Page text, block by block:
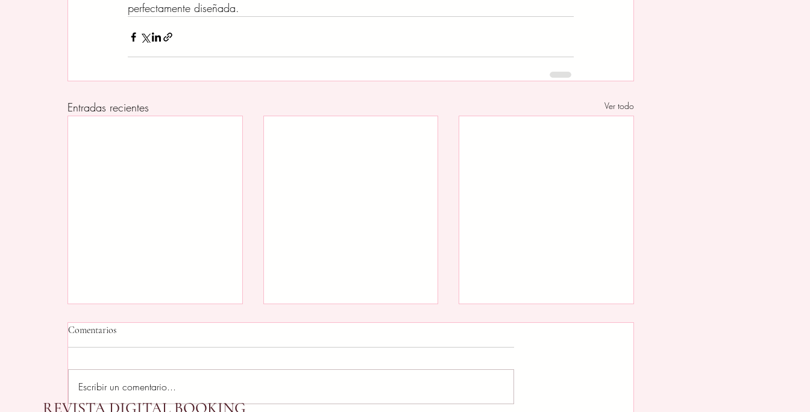
perfectamente diseñada.
Entradas recientes Ver todo
Comentarios
Escribir un comentario...